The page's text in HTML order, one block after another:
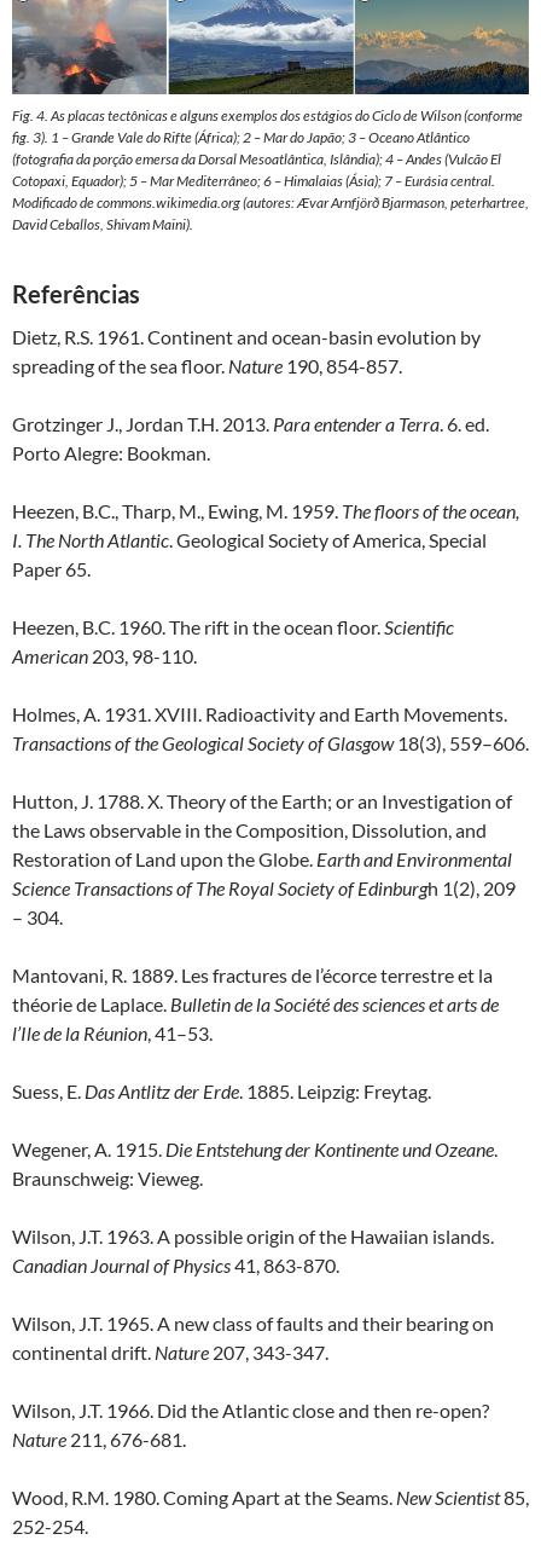
Fig. 4. As placas tectônicas e alguns exemplos dos estágios do Ciclo de Wilson (conforme
fig. 3). 1 – Grande Vale do Rifte (África); 2 – Mar do Japão; 3 – Oceano Atlântico
(fotografia da porção emersa da Dorsal Mesoatlântica, Islândia); 4 – Andes (Vulcão El
Cotopaxi, Equador); 5 – Mar Mediterrâneo; 6 – Himalaias (Ásia); 7 – Eurásia central.
Modificado decommons.wikimedia.org(autores: Ævar Arnfjörð Bjarmason, peterhartree,
David Ceballos, Shivam Maini).
Referências
Dietz, R.S. 1961. Continent and ocean-basin evolution by
spreading of the sea floor. Nature 190, 854-857.
Grotzinger J., Jordan T.H. 2013. Para entender a Terra. 6. ed.
Porto Alegre: Bookman.
Heezen, B.C., Tharp, M., Ewing, M. 1959. The floors of the ocean,
I. The North Atlantic. Geological Society of America, Special
Paper 65.
Heezen, B.C. 1960. The rift in the ocean floor.Scientific
American 203, 98-110.
Holmes, A. 1931. XVIII. Radioactivity and Earth Movements.
Transactions of the Geological Society of Glasgow18(3), 559–606.
Hutton, J. 1788. X. Theory of the Earth; or an Investigation of
the Laws observable in the Composition, Dissolution, and
Restoration of Land upon the Globe. Earth and Environmental
Science Transactions of The Royal Society of Edinburgh 1(2), 209
– 304.
Mantovani, R. 1889. Les fractures de l’écorce terrestre et la
théorie de Laplace. Bulletin de la Société des sciences et arts de
l’Ile de la Réunion, 41–53.
Suess, E. Das Antlitz der Erde. 1885. Leipzig: Freytag.
Wegener, A. 1915. Die Entstehung der Kontinente und Ozeane.
Braunschweig: Vieweg.
Wilson, J.T. 1963. A possible origin of the Hawaiian islands.
Canadian Journal of Physics41, 863-870.
Wilson, J.T. 1965. A new class of faults and their bearing on
continental drift. Nature 207, 343-347.
Wilson, J.T. 1966. Did the Atlantic close and then re-open?
Nature 211, 676-681.
Wood, R.M. 1980. Coming Apart at the Seams. New Scientist85,
252-254.